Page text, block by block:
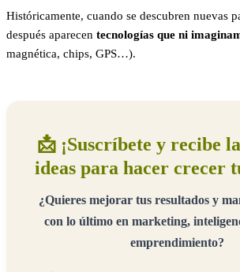
Históricamente, cuando se descubren nuevas
después aparecen tecnologías que ni
magnética, chips, GPS…).
📩 ¡Suscríbete y recibe
ideas para hacer crecer
¿Quieres mejorar tus resultados y
con lo último en marketing,
emprendimiento?